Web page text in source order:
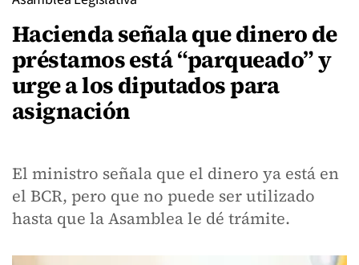
Hacienda señala que dinero de
préstamos está “parqueado” y
urge a los diputados para
asignación
El ministro señala que el dinero ya está en
el BCR, pero que no puede ser utilizado
hasta que la Asamblea le dé trámite.